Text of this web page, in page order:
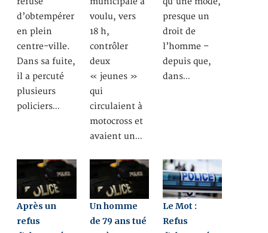
d’obtempérer
en plein
centre-ville.
Dans sa fuite,
il a percuté
plusieurs
policiers…
voulu, vers
18 h,
contrôler
deux
« jeunes »
qui
circulaient à
motocross et
avaient un…
presque un
droit de
l’homme –
depuis que,
dans…
Après un
refus
Un homme
de 79 ans tué
Le Mot :
Refus